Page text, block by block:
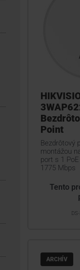
Point
Bezdrôtový
montážou
port s 1
1775 Mbps
Tento
ARCHÍV